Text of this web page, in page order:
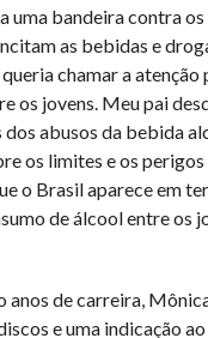
uma bandeira contra
as bebidas e
chamar a
os jovens. Meu pai
abusos da bebida
os limites e os perigos
o Brasil aparece em
de álcool entre os
anos de carreira,
e uma indicação